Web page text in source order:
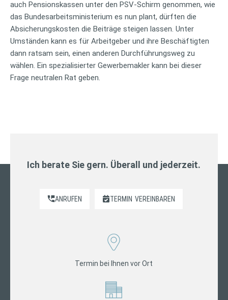
auch Pensionskassen unter den PSV-Schirm genommen, wie
das Bundesarbeitsministerium es nun plant, dürften die
Absicherungskosten die Beiträge steigen lassen. Unter
Umständen kann es für Arbeitgeber und ihre Beschäftigten
dann ratsam sein, einen anderen Durchführungsweg zu
wählen. Ein spezialisierter Gewerbemakler kann bei dieser
Frage neutralen Rat geben.
Ich berate Sie gern. Überall und jederzeit.
ANRUFEN TERMIN VEREINBAREN
Termin bei Ihnen vor Ort